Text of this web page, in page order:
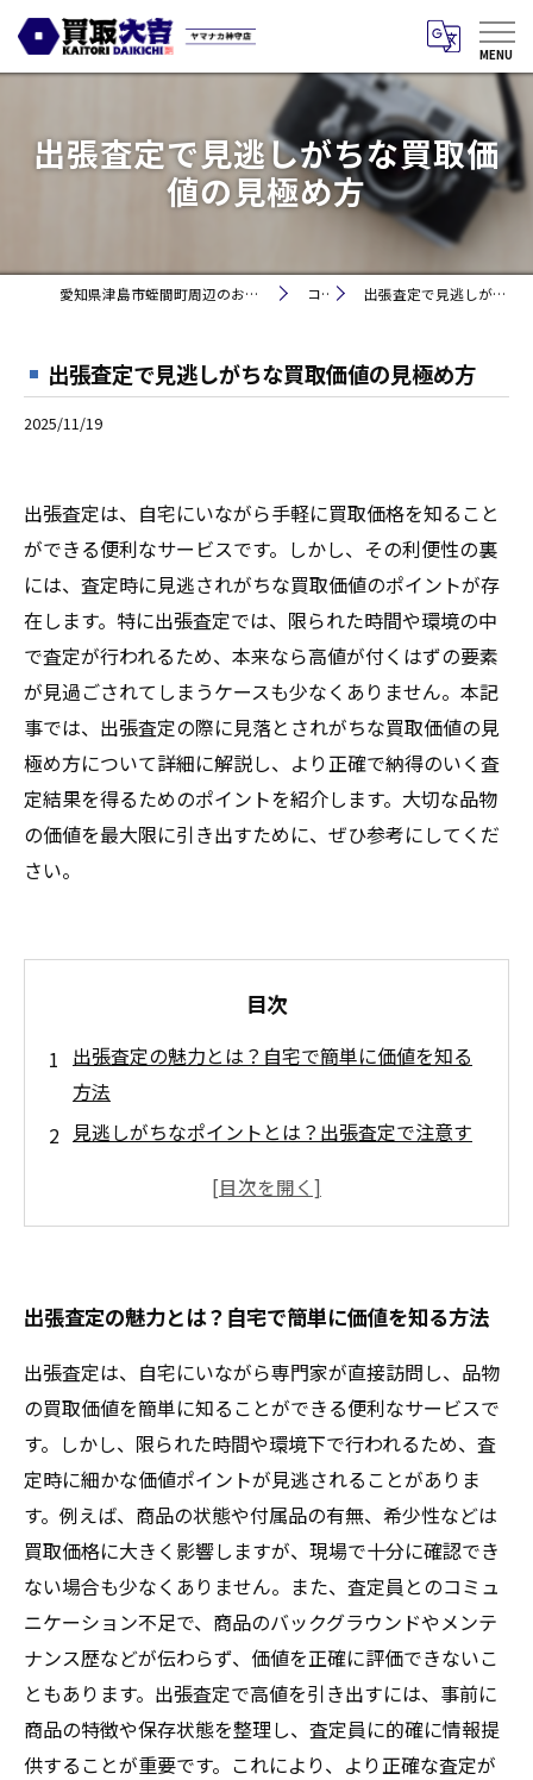
出張査定で見逃しがちな買取価
値の見極め方
愛知県津島市蛭間町周辺のお買取りなら買取大吉 ヤマナカ神守店 コラム 出張査定で見逃しがちな買取価値の見極め方
出張査定で見逃しがちな買取価値の見極め方
2025/11/19
出張査定は、自宅にいながら手軽に買取価格を知ること
ができる便利なサービスです。しかし、その利便性の裏
には、査定時に見逃されがちな買取価値のポイントが存
在します。特に出張査定では、限られた時間や環境の中
で査定が行われるため、本来なら高値が付くはずの要素
が見過ごされてしまうケースも少なくありません。本記
事では、出張査定の際に見落とされがちな買取価値の見
極め方について詳細に解説し、より正確で納得のいく査
定結果を得るためのポイントを紹介します。大切な品物
の価値を最大限に引き出すために、ぜひ参考にしてくだ
さい。
目次
出張査定の魅力とは？自宅で簡単に価値を知る
方法
見逃しがちなポイントとは？出張査定で注意す
限られた時間で見極める！出張査定時の査定士
っておくべき対策
納得のいく査定結果を得るために！出張査定で
見落としを防ぐ具体的な方法
知って得する！買取業界が教える出張査定での
価値アップのコツ
失敗しない出張査定！大切な品物を最大限に評
価してもらうためのポイント
出張査定の魅力とは？自宅で簡単に価値を知る方法
出張査定は、自宅にいながら専門家が直接訪問し、品物
の買取価値を簡単に知ることができる便利なサービスで
す。しかし、限られた時間や環境下で行われるため、査
定時に細かな価値ポイントが見逃されることがありま
す。例えば、商品の状態や付属品の有無、希少性などは
買取価格に大きく影響しますが、現場で十分に確認でき
ない場合も少なくありません。また、査定員とのコミュ
ニケーション不足で、商品のバックグラウンドやメンテ
ナンス歴などが伝わらず、価値を正確に評価できないこ
ともあります。出張査定で高値を引き出すには、事前に
商品の特徴や保存状態を整理し、査定員に的確に情報提
供することが重要です。これにより、より正確な査定が